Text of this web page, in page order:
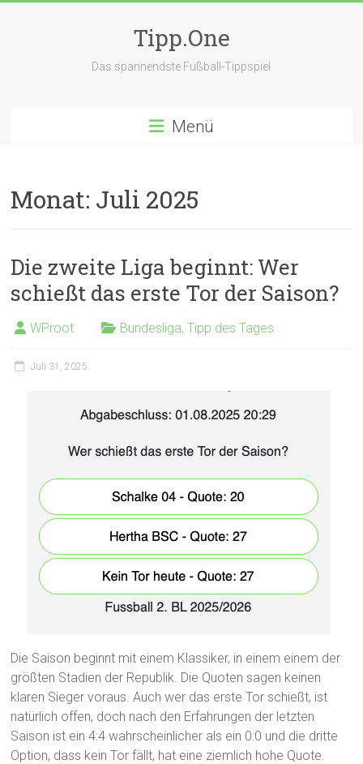
Tipp.One
Das spannendste Fußball-Tippspiel
Menü
Monat: Juli 2025
Die zweite Liga beginnt: Wer
schießt das erste Tor der Saison?
WProot Bundesliga,Tipp des Tages
Juli 31, 2025
Die Saison beginnt mit einem Klassiker, in einem einem der
größten Stadien der Republik. Die Quoten sagen keinen
klaren Sieger voraus. Auch wer das erste Tor schießt, ist
natürlich offen, doch nach den Erfahrungen der letzten
Saison ist ein 4:4 wahrscheinlicher als ein 0:0 und die dritte
Option, dass kein Tor fällt, hat eine ziemlich hohe Quote.